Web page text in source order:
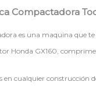
Compactadora
es una maquina que
Honda GX160,
cualquier construcción